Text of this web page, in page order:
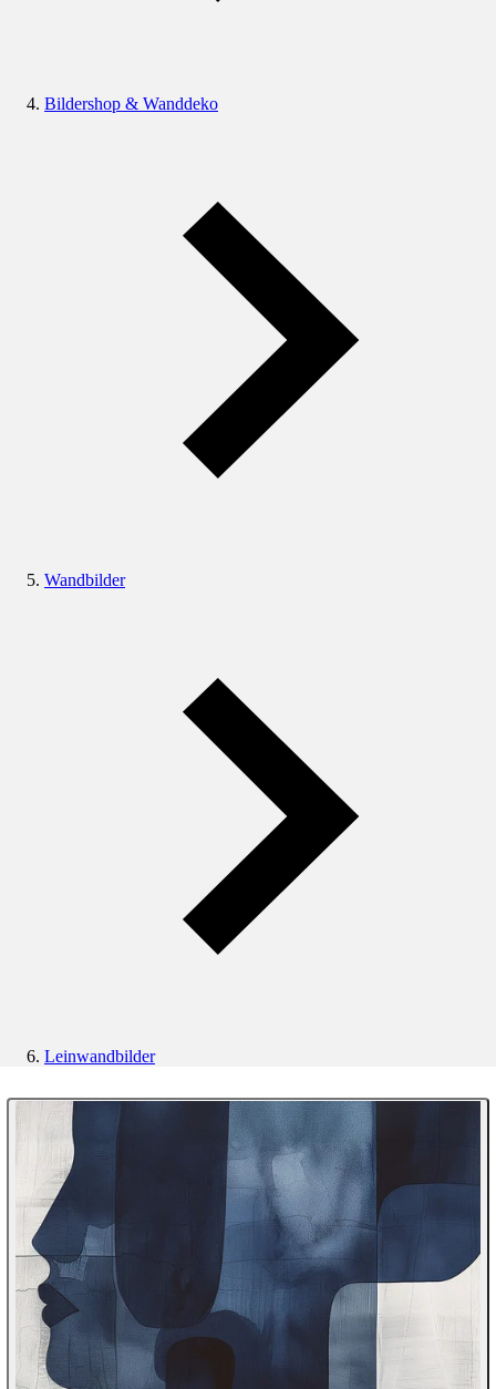
Bildershop & Wanddeko
Wandbilder
Leinwandbilder